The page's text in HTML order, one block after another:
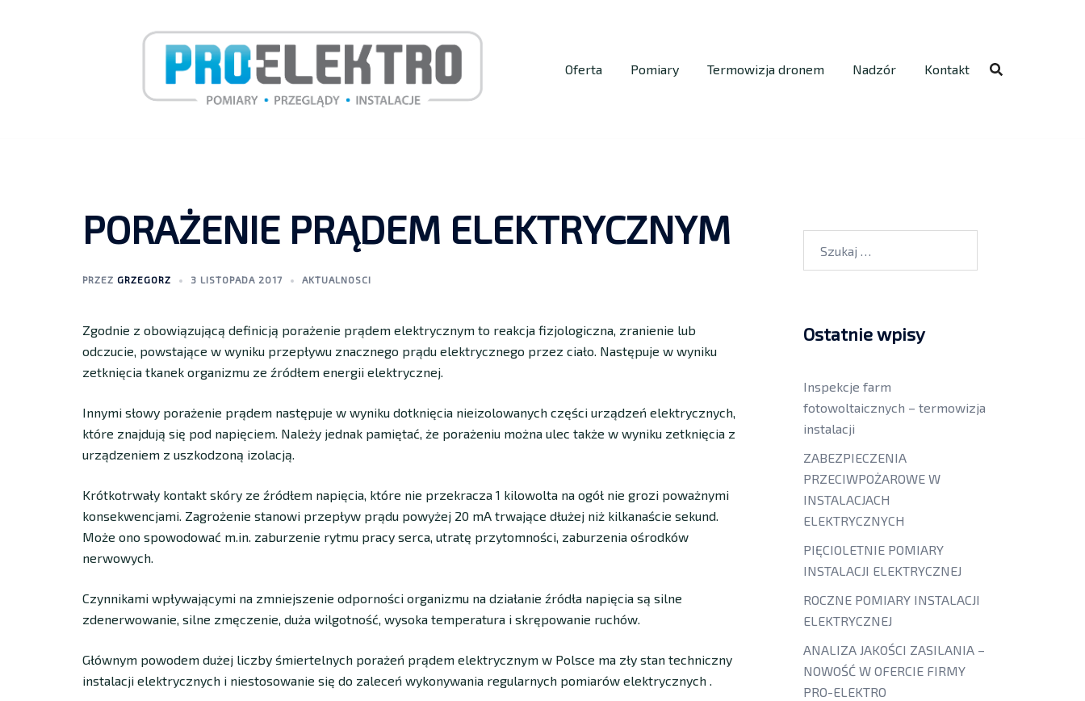
Oferta Pomiary Termowizja dronem Nadzór Kontakt
PORAŻENIE PRĄDEM ELEKTRYCZNYM
PRZEZ GRZEGORZ 3 LISTOPADA 2017 AKTUALNOSCI
Zgodnie z obowiązującą definicją porażenie prądem elektrycznym to reakcja fizjologiczna, zranienie lub
odczucie, powstające w wyniku przepływu znacznego prądu elektrycznego przez ciało. Następuje w wyniku
zetknięcia tkanek organizmu ze źródłem energii elektrycznej.
Innymi słowy porażenie prądem następuje w wyniku dotknięcia nieizolowanych części urządzeń elektrycznych,
które znajdują się pod napięciem. Należy jednak pamiętać, że porażeniu można ulec także w wyniku zetknięcia z
urządzeniem z uszkodzoną izolacją.
Krótkotrwały kontakt skóry ze źródłem napięcia, które nie przekracza 1 kilowolta na ogół nie grozi poważnymi
konsekwencjami. Zagrożenie stanowi przepływ prądu powyżej 20 mA trwające dłużej niż kilkanaście sekund.
Może ono spowodować m.in. zaburzenie rytmu pracy serca, utratę przytomności, zaburzenia ośrodków
nerwowych.
Czynnikami wpływającymi na zmniejszenie odporności organizmu na działanie źródła napięcia są silne
zdenerwowanie, silne zmęczenie, duża wilgotność, wysoka temperatura i skrępowanie ruchów.
Głównym powodem dużej liczby śmiertelnych porażeń prądem elektrycznym w Polsce ma zły stan techniczny
instalacji elektrycznych i niestosowanie się do zaleceń wykonywania regularnych pomiarów elektrycznych .
Ostatnie wpisy
Inspekcje farm
fotowoltaicznych – termowizja
instalacji
ZABEZPIECZENIA
PRZECIWPOŻAROWE W
INSTALACJACH
ELEKTRYCZNYCH
PIĘCIOLETNIE POMIARY
INSTALACJI ELEKTRYCZNEJ
ROCZNE POMIARY INSTALACJI
ELEKTRYCZNEJ
ANALIZA JAKOŚCI ZASILANIA –
NOWOŚĆ W OFERCIE FIRMY
PRO-ELEKTRO